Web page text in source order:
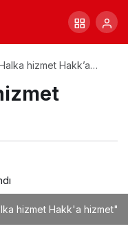
hizmet Hakk’a
hizmet Hakk'a hizmet"